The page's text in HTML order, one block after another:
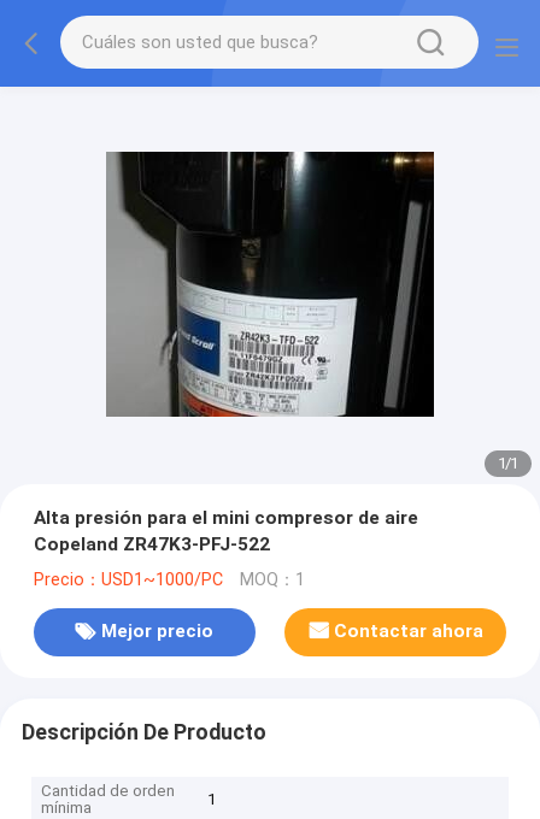
1/1
Alta presión para el mini compresor de aire
Copeland ZR47K3-PFJ-522
Precio：USD1~1000/PC MOQ：1
Mejor precio Contactar ahora
Descripción De Producto
Cantidad de orden
mínima
1